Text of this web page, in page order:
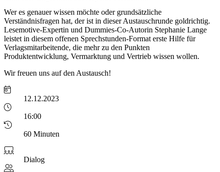
Wer es genauer wissen möchte oder grundsätzliche
Verständnisfragen hat, der ist in dieser Austauschrunde goldrichtig.
Lesemotive-Expertin und Dummies-Co-Autorin Stephanie Lange
leistet in diesem offenen Sprechstunden-Format erste Hilfe für
Verlagsmitarbeitende, die mehr zu den Punkten
Produktentwicklung, Vermarktung und Vertrieb wissen wollen.
Wir freuen uns auf den Austausch!
12.12.2023
16:00
60 Minuten
Dialog